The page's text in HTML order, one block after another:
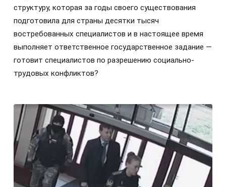
структуру, которая за годы своего существования
подготовила для страны десятки тысяч
востребованных специалистов и в настоящее время
выполняет ответственное государственное задание —
готовит специалистов по разрешению социально-
трудовых конфликтов?